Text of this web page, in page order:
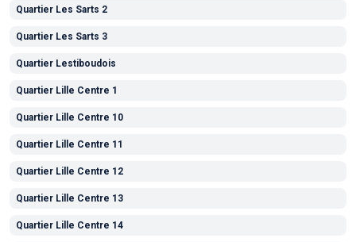
Quartier Les Sarts 2
Quartier Les Sarts 3
Quartier Lestiboudois
Quartier Lille Centre 1
Quartier Lille Centre 10
Quartier Lille Centre 11
Quartier Lille Centre 12
Quartier Lille Centre 13
Quartier Lille Centre 14